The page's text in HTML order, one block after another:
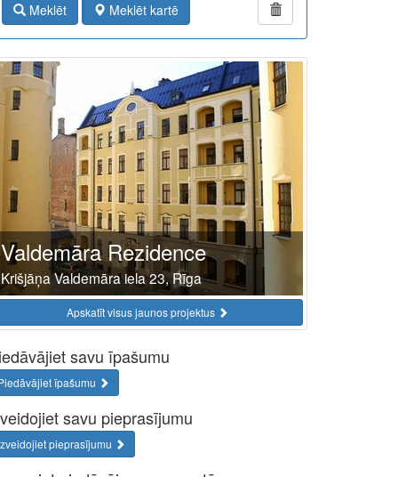
Meklēt Meklēt kartē
Valdemāra Rezidence
Krišjāņa Valdemāra iela 23, Rīga
Apskatīt visus jaunos projektus
savu īpašumu
īpašumu
savu pieprasījumu
pieprasījumu